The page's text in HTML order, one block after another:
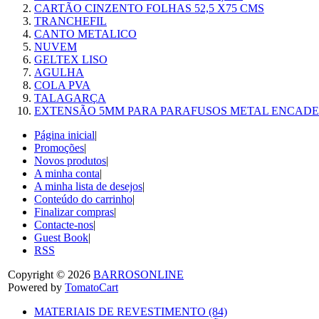
CARTÃO CINZENTO FOLHAS 52,5 X75 CMS
TRANCHEFIL
CANTO METALICO
NUVEM
GELTEX LISO
AGULHA
COLA PVA
TALAGARÇA
EXTENSÃO 5MM PARA PARAFUSOS METAL
Página inicial|
Promoções|
Novos produtos|
A minha conta|
A minha lista de desejos|
Conteúdo do carrinho|
Finalizar compras|
Contacte-nos|
Guest Book|
RSS
Copyright © 2026 BARROSONLINE
Powered by TomatoCart
MATERIAIS DE REVESTIMENTO (84)